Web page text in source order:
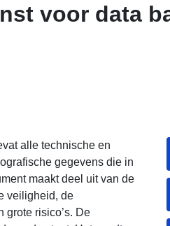
voor data
alle technische en
gegevens die in
maakt deel uit van de
veiligheid, de
grote risico’s. De